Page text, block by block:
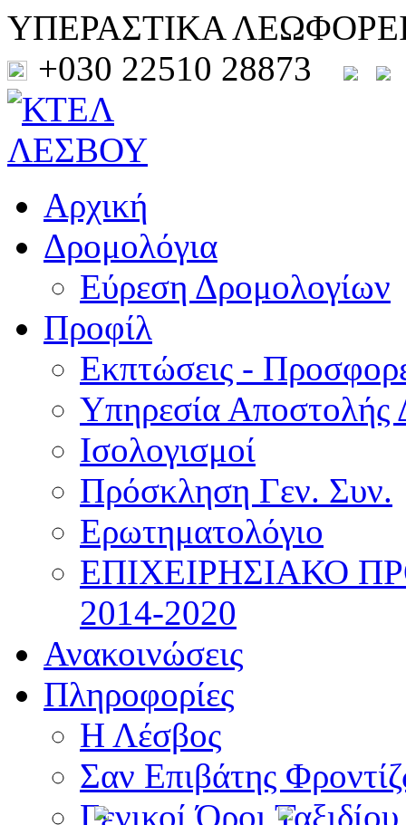
ΥΠΕΡΑΣΤΙΚΑ
+030 22510 28873
Αρχική
Δρομολόγια
Εύρεση Δρομολογίων
Προφίλ
Εκπτώσεις -
Υπηρεσία Αποστολής
Ισολογισμοί
Πρόσκληση Γεν. Συν.
Ερωτηματολόγιο
ΕΠΙΧΕΙΡΗΣΙΑΚΟ
2014-2020
Ανακοινώσεις
Πληροφορίες
Η Λέσβος
Σαν Επιβάτης
Γενικοί Όροι Ταξιδίου